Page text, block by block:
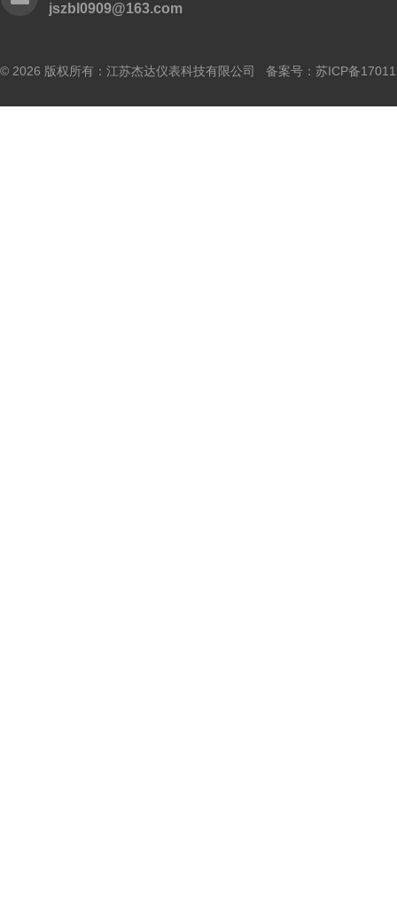
jszbl0909@163.com
© 2026 版权所有：江苏杰达仪表科技有限公司 备案号： 苏ICP备